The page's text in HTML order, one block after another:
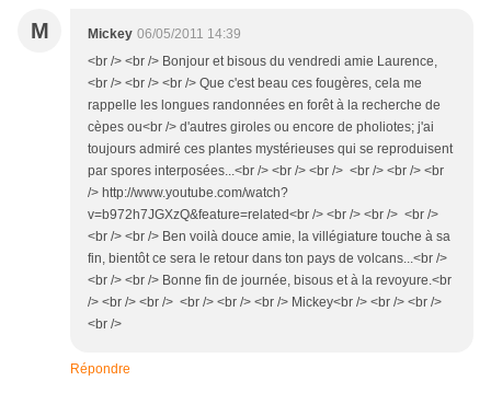
M Mickey 06/05/2011 14:39
<br /> <br /> Bonjour et bisous du vendredi amie Laurence,
<br /> <br /> <br /> Que c'est beau ces fougères, cela me
rappelle les longues randonnées en forêt à la recherche de
cèpes ou<br /> d'autres giroles ou encore de pholiotes; j'ai
toujours admiré ces plantes mystérieuses qui se reproduisent
par spores interposées...<br /> <br /> <br /> <br /> <br /> <br
/> http://www.youtube.com/watch?
v=b972h7JGXzQ&feature=related<br /> <br /> <br /> <br />
<br /> <br /> Ben voilà douce amie, la villégiature touche à sa
fin, bientôt ce sera le retour dans ton pays de volcans...<br />
<br /> <br /> Bonne fin de journée, bisous et à la revoyure.<br
/> <br /> <br /> <br /> <br /> <br /> Mickey<br /> <br /> <br />
<br />
Répondre